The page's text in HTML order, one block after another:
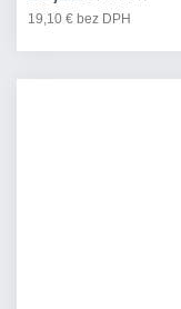
19,10 € bez DPH